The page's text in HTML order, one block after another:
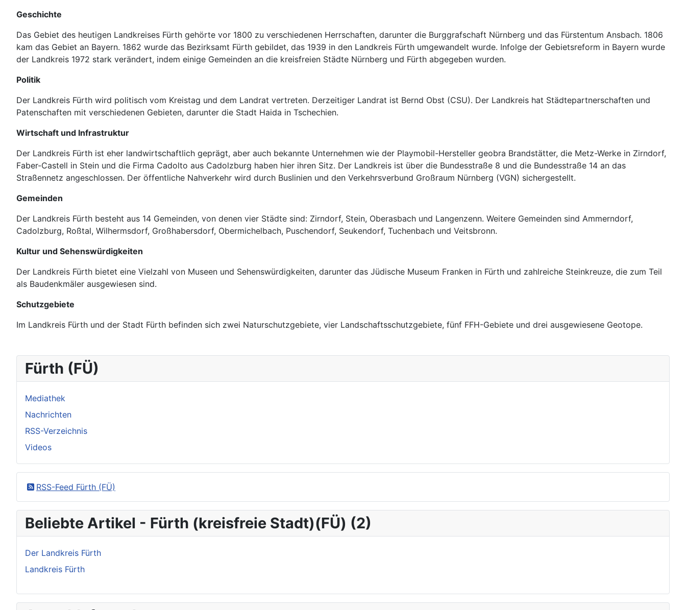
Geschichte
Das Gebiet des heutigen Landkreises Fürth gehörte vor 1800 zu verschiedenen Herrschaften, darunter die Burggrafschaft Nürnberg und das Fürstentum Ansbach. 1806
kam das Gebiet an Bayern. 1862 wurde das Bezirksamt Fürth gebildet, das 1939 in den Landkreis Fürth umgewandelt wurde. Infolge der Gebietsreform in Bayern wurde
der Landkreis 1972 stark verändert, indem einige Gemeinden an die kreisfreien Städte Nürnberg und Fürth abgegeben wurden.
Politik
Der Landkreis Fürth wird politisch vom Kreistag und dem Landrat vertreten. Derzeitiger Landrat ist Bernd Obst (CSU). Der Landkreis hat Städtepartnerschaften und
Patenschaften mit verschiedenen Gebieten, darunter die Stadt Haida in Tschechien.
Wirtschaft und Infrastruktur
Der Landkreis Fürth ist eher landwirtschaftlich geprägt, aber auch bekannte Unternehmen wie der Playmobil-Hersteller geobra Brandstätter, die Metz-Werke in Zirndorf,
Faber-Castell in Stein und die Firma Cadolto aus Cadolzburg haben hier ihren Sitz. Der Landkreis ist über die Bundesstraße 8 und die Bundesstraße 14 an das
Straßennetz angeschlossen. Der öffentliche Nahverkehr wird durch Buslinien und den Verkehrsverbund Großraum Nürnberg (VGN) sichergestellt.
Gemeinden
Der Landkreis Fürth besteht aus 14 Gemeinden, von denen vier Städte sind: Zirndorf, Stein, Oberasbach und Langenzenn. Weitere Gemeinden sind Ammerndorf,
Cadolzburg, Roßtal, Wilhermsdorf, Großhabersdorf, Obermichelbach, Puschendorf, Seukendorf, Tuchenbach und Veitsbronn.
Kultur und Sehenswürdigkeiten
Der Landkreis Fürth bietet eine Vielzahl von Museen und Sehenswürdigkeiten, darunter das Jüdische Museum Franken in Fürth und zahlreiche Steinkreuze, die zum Teil
als Baudenkmäler ausgewiesen sind.
Schutzgebiete
Im Landkreis Fürth und der Stadt Fürth befinden sich zwei Naturschutzgebiete, vier Landschaftsschutzgebiete, fünf FFH-Gebiete und drei ausgewiesene Geotope.
Fürth (FÜ)
Mediathek
Nachrichten
RSS-Verzeichnis
Videos
RSS-Feed Fürth (FÜ)
Beliebte Artikel - Fürth (kreisfreie Stadt)(FÜ) (2)
Der Landkreis Fürth
Landkreis Fürth